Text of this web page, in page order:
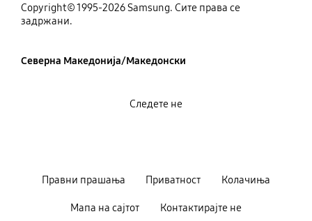
Copyright© 1995-2026 Samsung. Сите права се
задржани.
Северна Македонија/Македонски
Правни прашања Приватност Колачиња
Мапа на сајтот Контактирајте не
Следете не